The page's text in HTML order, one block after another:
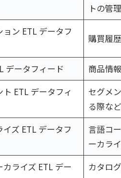
トの管
ョン ETL データフ
購買履
データフィード 商品情
ETL データフィ
セグメ
る際な
ズ ETL データフ
言語コ
ーカラ
ライズ ETL デー
カタロ